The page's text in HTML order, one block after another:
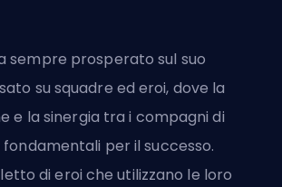
sempre prosperato sul suo
su squadre ed eroi, dove la
e la sinergia tra i compagni di
per il successo.
dieroi che utilizzano le loro